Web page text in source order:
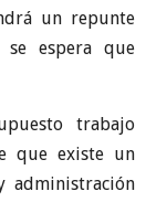
un repunte
espera que
trabajo
que existe un
administración